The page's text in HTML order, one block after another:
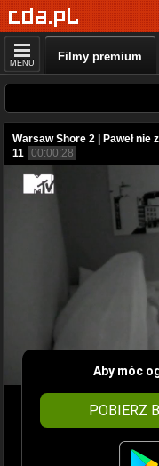
MENU Filmy premium
Warsaw Shore 2 | Paweł
11 00:00:28
Aby móc
POBIERZ